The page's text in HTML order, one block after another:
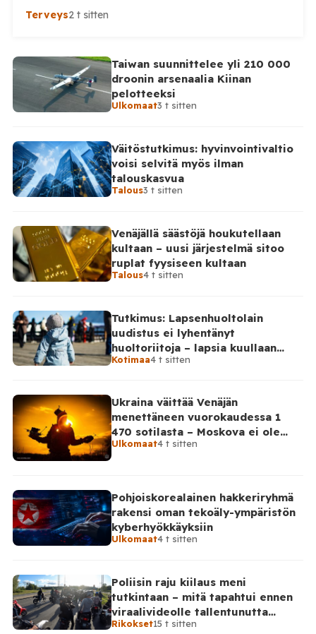
infektioiden riskitekijöinä. Tutkimusta tarkemmin
katsottaessa kuva on kuitenkin huomattavasti
merkitsevä. HUS julkaisi maanantaina tiedotteen
”Vanhempien alhainen tulotaso ja koulutus voivat
vaikuttaa lasten vakavien bakteeri-infektioiden
riskiin”, jonka mukaan lasten riski sairastua vakavaan
bakteeri-infektioon on hieman […]
Terveys2 t sitten
Taiwan suunnittelee yli 210 000
droonin arsenaalia Kiinan
pelotteeksi
Ulkomaat3 t sitten
Väitöstutkimus: hyvinvointivaltio
voisi selvitä myös ilman
talouskasvua
Talous3 t sitten
Venäjällä säästöjä houkutellaan
kultaan – uusi järjestelmä sitoo
ruplat fyysiseen kultaan
Talous4 t sitten
Tutkimus: Lapsenhuoltolain
uudistus ei lyhentänyt
huoltoriitoja – lapsia kuullaan
edelleen harvoin
Kotimaa4 t sitten
Ukraina väittää Venäjän
menettäneen vuorokaudessa 1
470 sotilasta – Moskova ei ole
vahvistanut lukuja
Ulkomaat4 t sitten
Pohjoiskorealainen hakkeriryhmä
rakensi oman tekoäly-ympäristön
kyberhyökkäyksiin
Ulkomaat4 t sitten
Poliisin raju kiilaus meni
tutkintaan – mitä tapahtui ennen
viraalivideolle tallentunutta
hetkeä?
Rikokset15 t sitten